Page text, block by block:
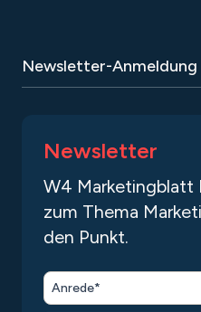
Newsletter-Anmeldung
Newsletter
W4 Marketingblatt
zum Thema
den Punkt.
Anrede*